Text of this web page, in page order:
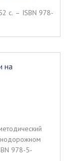
c. – ISBN 978-
на
978-5-